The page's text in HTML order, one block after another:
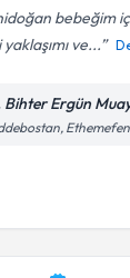
bebeğim
yaklaşımı ve...
Bihter Ergün